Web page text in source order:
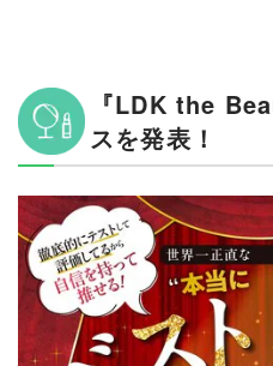
『LDK the
スを発表！